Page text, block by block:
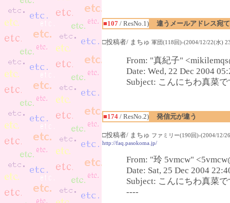
■107 / ResNo.1) 違うメールアドレス宛
□投稿者/ まちゅ 軍団(118回)-(2004/12/22(水)
From: "真紀子"
Date: Wed, 22 Dec 2004
Subject: こんにちわ真菜
■174 / ResNo.2) 発信元が違う
□投稿者/ まちゅ ファミリー(190回)-(2004/12/
http://faq.pasokoma.jp/
From: "玲 5vmcw"
Date: Sat, 25 Dec 2004
Subject: こんにちわ真菜
----